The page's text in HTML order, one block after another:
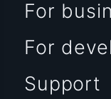
For
For
Support